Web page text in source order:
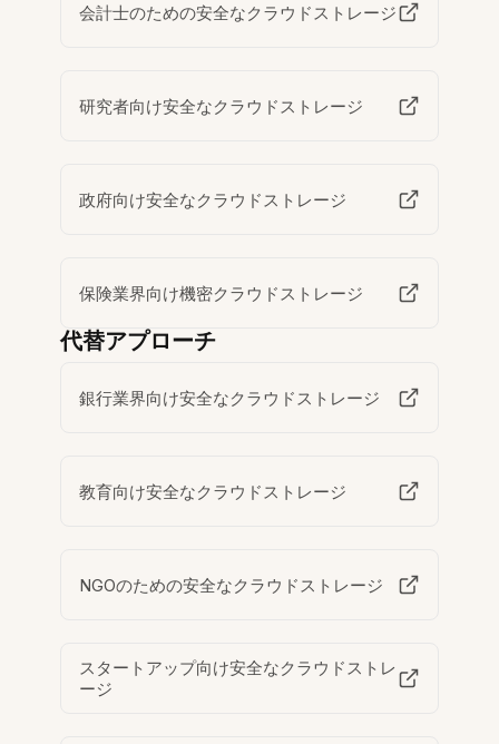
会計士のための安全なクラウドストレージ
研究者向け安全なクラウドストレージ
政府向け安全なクラウドストレージ
保険業界向け機密クラウドストレージ
代替アプローチ
銀行業界向け安全なクラウドストレージ
教育向け安全なクラウドストレージ
NGOのための安全なクラウドストレージ
スタートアップ向け安全なクラウドストレ
ージ